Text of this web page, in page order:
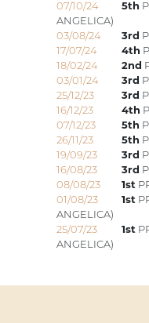
07/10/24
5th
ANGELICA)
03/08/24
3rd
17/07/24
4th
18/02/24
2nd
03/01/24
3rd
25/12/23
3rd
16/12/23
4th
07/12/23
5th
26/11/23
5th
19/09/23
3rd
16/08/23
3rd
08/08/23
1st
01/08/23
1st
ANGELICA)
25/07/23
1st
ANGELICA)